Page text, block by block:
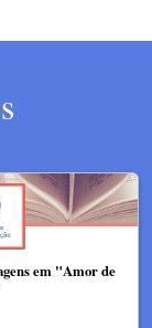
em "Amor de